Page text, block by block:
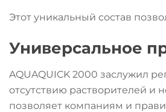
Этот уникальный состав
Универсальное
AQUAQUICK 2000 заслужил
отсутствию растворителей и
позволяет компаниям и